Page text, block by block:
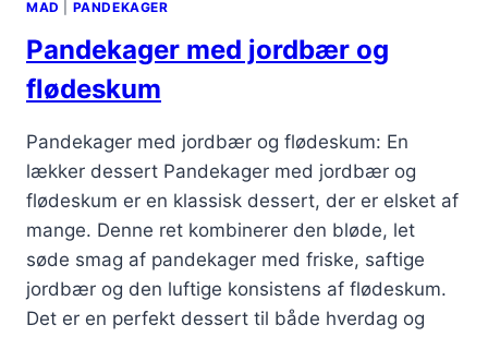
MAD PANDEKAGER
Pandekager med jordbær og
flødeskum
Pandekager med jordbær og flødeskum: En
lækker dessert Pandekager med jordbær og
flødeskum er en klassisk dessert, der er elsket af
mange. Denne ret kombinerer den bløde, let
søde smag af pandekager med friske, saftige
jordbær og den luftige konsistens af flødeskum.
Det er en perfekt dessert til både hverdag og